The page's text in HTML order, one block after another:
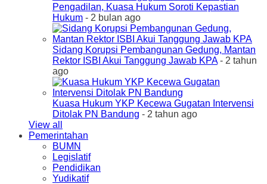
Pengadilan, Kuasa Hukum Soroti Kepastian
Hukum - 2 bulan ago
Sidang Korupsi Pembangunan Gedung, Mantan
Rektor ISBI Akui Tanggung Jawab KPA- 2 tahun
ago
Kuasa Hukum YKP Kecewa Gugatan Intervensi
Ditolak PN Bandung - 2 tahun ago
View all
Pemerintahan
BUMN
Legislatif
Pendidikan
Yudikatif